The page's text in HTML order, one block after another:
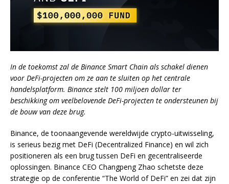
In de toekomst zal de Binance Smart Chain als schakel dienen
voor DeFi-projecten om ze aan te sluiten op het centrale
handelsplatform. Binance stelt 100 miljoen dollar ter
beschikking om veelbelovende DeFi-projecten te ondersteunen bij
de bouw van deze brug.
Binance, de toonaangevende wereldwijde crypto-uitwisseling,
is serieus bezig met DeFi (Decentralized Finance) en wil zich
positioneren als een brug tussen DeFi en gecentraliseerde
oplossingen. Binance CEO Changpeng Zhao schetste deze
strategie op de conferentie “The World of DeFi” en zei dat zijn